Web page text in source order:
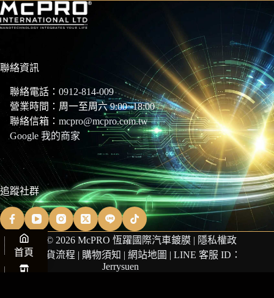
聯絡資訊
聯絡電話： 0912-814-009
營業時間：周一至周六 9:00~18:00
聯絡信箱： mcpro@mcpro.com.tw
Google 我的商家
追蹤社群
Copyright © 2026 McPRO 恆躍國際汽車鍍膜 | 隱私權政
策
|商品退貨流程 | 購物須知 |網站地圖 | LINE 客服 ID：
Jerrysuen
首頁